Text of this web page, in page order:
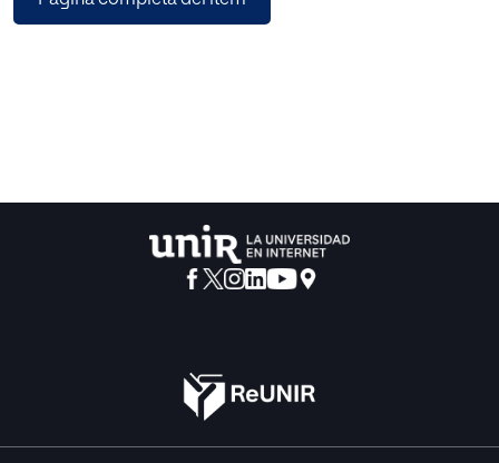
capaces de contrastar o refutar hipótesis, y lo más